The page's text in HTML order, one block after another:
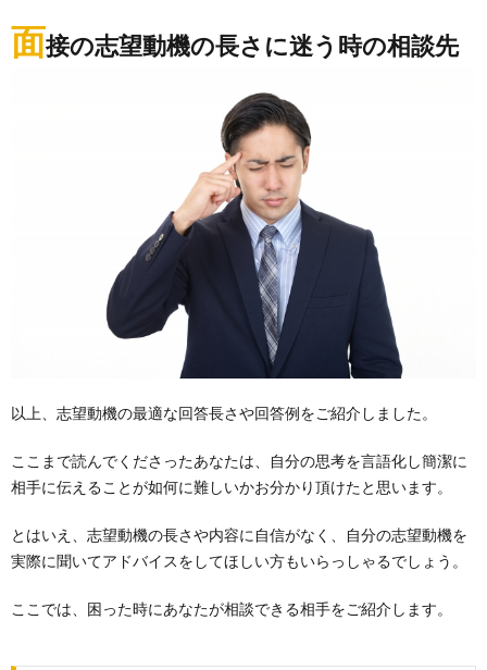
面接の志望動機の長さに迷う時の相談先
以上、志望動機の最適な回答長さや回答例をご紹介しました。
ここまで読んでくださったあなたは、自分の思考を言語化し簡潔に
相手に伝えることが如何に難しいかお分かり頂けたと思います。
とはいえ、志望動機の長さや内容に自信がなく、自分の志望動機を
実際に聞いてアドバイスをしてほしい方もいらっしゃるでしょう。
ここでは、困った時にあなたが相談できる相手をご紹介します。